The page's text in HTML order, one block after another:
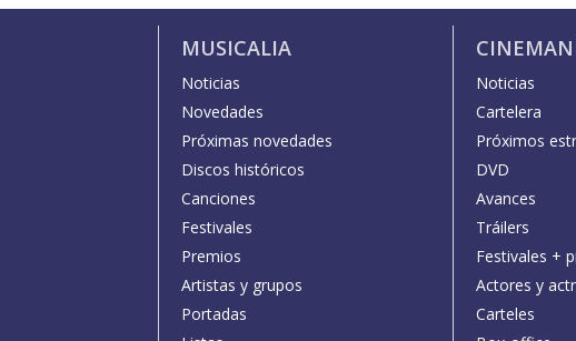
MUSICALIA
Noticias
Novedades
Próximas novedades
Discos históricos
Canciones
Festivales
Premios
Artistas y grupos
Portadas
Noticias
Cartelera
Próximos
DVD
Avances
Tráilers
Festivales +
Actores y
Carteles